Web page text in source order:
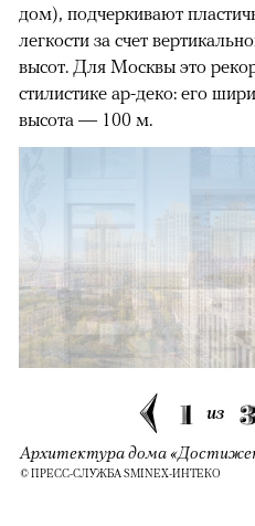
дом), подчеркивают
легкости за счет
высот. Для Москвы это
стилистике ар-деко: его
высота — 100 м.
1 из
Архитектура дома
© ПРЕСС-СЛУЖБА SMINEX-ИНТЕКО